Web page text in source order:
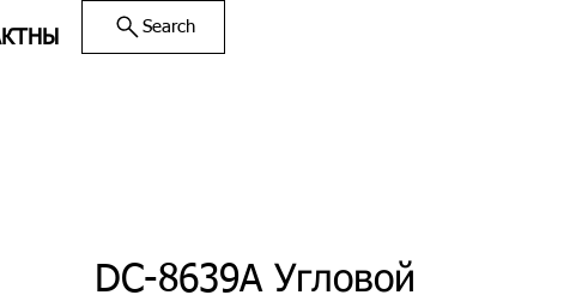
Search
DC-8639A Угловой